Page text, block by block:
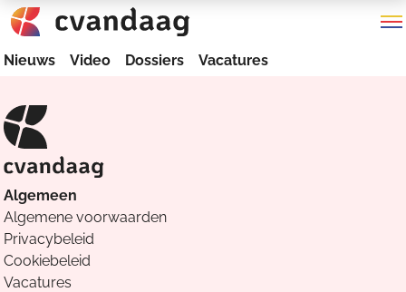
Nieuws Video Dossiers Vacatures
Algemeen
Algemene voorwaarden
Privacybeleid
Cookiebeleid
Vacatures